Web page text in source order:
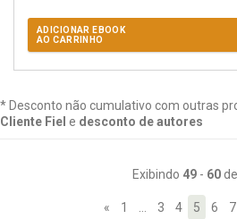
ADICIONAR EBOOK
AO CARRINHO
* Desconto não cumulativo com outras
Cliente Fiel e desconto de autores
Exibindo 49- 60de
« 1 3 4 5 6 7